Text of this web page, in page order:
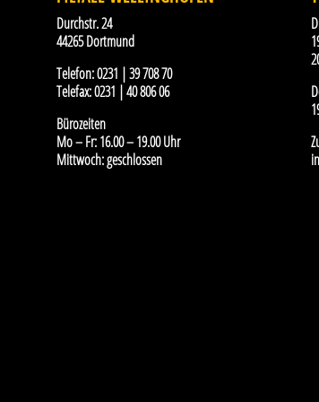
Durchstr. 24
44265 Dortmund
Telefon:0231 | 39 708 70
Telefax:0231 | 40 806 06
Bürozeiten
Mo – Fr: 16.00 – 19.00 Uhr
Mittwoch: geschlossen